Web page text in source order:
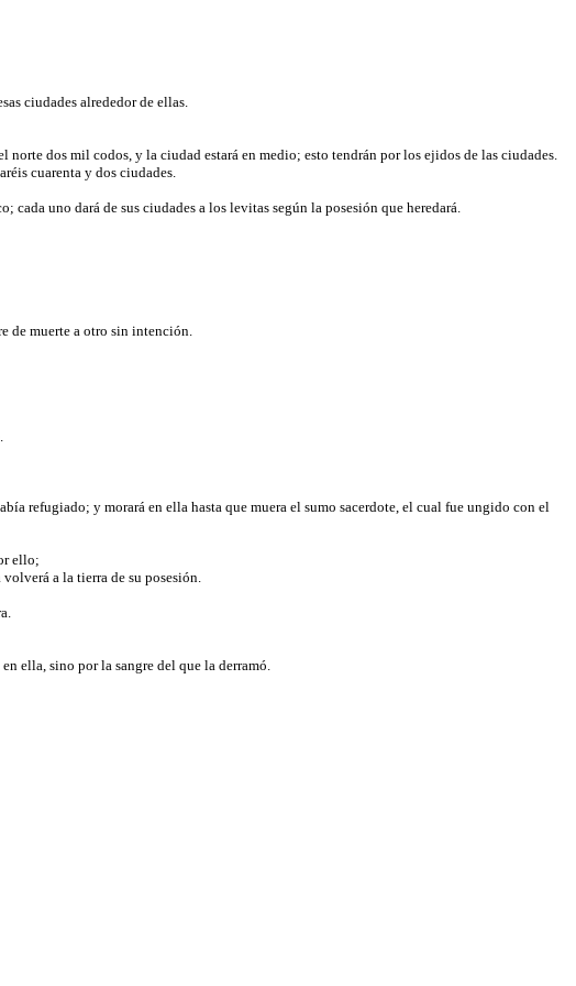
ciudades alrededor de ellas.
dos mil codos, y la ciudad estará en medio; esto tendrán por los ejidos de las ciudades.
cuarenta y dos ciudades.
uno dará de sus ciudades a los levitas según la posesión que heredará.
de muerte a otro sin intención.
refugiado; y morará en ella hasta que muera el sumo sacerdote, el cual fue ungido con el
ello;
a la tierra de su posesión.
ella, sino por la sangre del que la derramó.